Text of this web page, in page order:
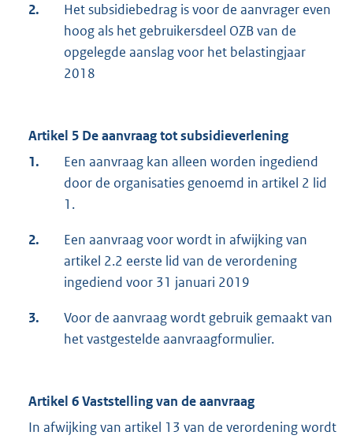
2.
Het subsidiebedrag is voor de aanvrager even
hoog als het gebruikersdeel OZB van de
opgelegde aanslag voor het belastingjaar
2018
Artikel 5 De aanvraag tot subsidieverlening
1.
Een aanvraag kan alleen worden ingediend
door de organisaties genoemd in artikel 2 lid
1.
2.
Een aanvraag voor wordt in afwijking van
artikel 2.2 eerste lid van de verordening
ingediend voor 31 januari 2019
3.
Voor de aanvraag wordt gebruik gemaakt van
het vastgestelde aanvraagformulier.
Artikel 6 Vaststelling van de aanvraag
In afwijking van artikel 13 van de verordening wordt